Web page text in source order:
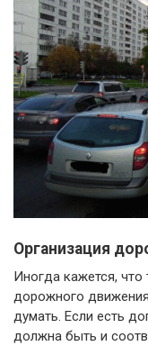
Организация
Иногда кажется, что
дорожного
думать. Если есть
должна быть и